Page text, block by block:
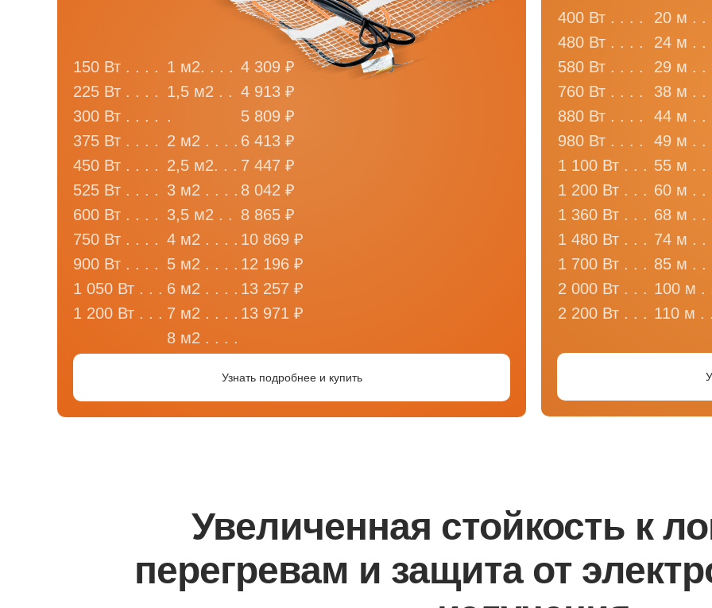
Узнать подробнее и купить
4 309 ₽
4 913 ₽
5 809 ₽
6 413 ₽
7 447 ₽
8 042 ₽
8 865 ₽
10 869 ₽
12 196 ₽
13 257 ₽
13 971 ₽
1 м2. . . .
1,5 м2 . .
.
2 м2 . . . .
2,5 м2. . .
3 м2 . . . .
3,5 м2 . .
4 м2 . . . .
5 м2 . . . .
6 м2 . . . .
7 м2 . . . .
8 м2 . . . .
150 Вт . . . .
225 Вт . . . .
300 Вт . . . .
375 Вт . . . .
450 Вт . . . .
525 Вт . . . .
600 Вт . . . .
750 Вт . . . .
900 Вт . . . .
1 050 Вт . . .
1 200 Вт . . .
400 Вт . . . .
480 Вт . . . .
580 Вт . . . .
760 Вт . . . .
880 Вт . . . .
980 Вт . . . .
1 100 Вт . . .
1 200 Вт . . .
1 360 Вт . . .
1 480 Вт . . .
1 700 Вт . . .
2 000 Вт . . .
2 200 Вт . . .
20 м . .
24 м . .
29 м . .
38 м . .
44 м . .
49 м . .
55 м . .
60 м . .
68 м . .
74 м . .
85 м . .
100 м .
110 м .
Увеличенная стойкость к
перегревам и защита от